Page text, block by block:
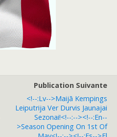
Publication Suivante
<!--:lv-->Maijā Kempings
Leiputrija Ver Durvis Jaunajai
Sezonai!<!--:--><!--:en--
>Season Opening On 1st Of